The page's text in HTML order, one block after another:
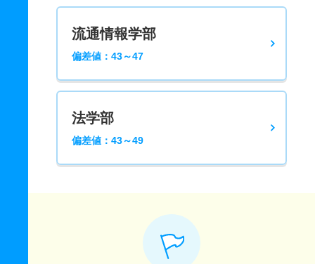
流通情報学部
偏差値：43～47
法学部
偏差値：43～49